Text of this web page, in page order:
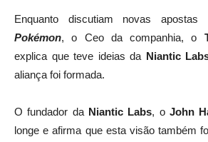
Enquanto discutiam novas apostas
Pokémon, o Ceo da companhia, o
explica que teve ideias da Niantic
aliança foi formada.
O fundador da Niantic Labs, o John
longe e afirma que esta visão também